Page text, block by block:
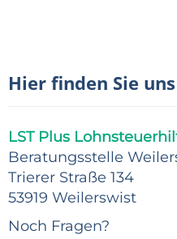
Hier finden Sie uns
LST Plus
Beratungsstelle
Trierer Straße 134
53919 Weilerswist
Noch Fragen?